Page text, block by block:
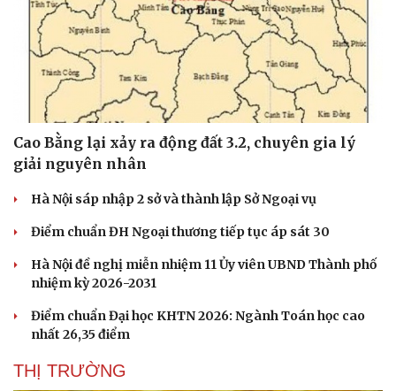
Thể thao
Bóng đá
Lịch thi đấu bóng đá
eSports
Hậu trường
Ô tô - Xe máy
Ô tô
Cao Bằng lại xảy ra động đất 3.2, chuyên gia lý
giải nguyên nhân
Hà Nội sáp nhập 2 sở và thành lập Sở Ngoại vụ
Điểm chuẩn ĐH Ngoại thương tiếp tục áp sát 30
Hà Nội đề nghị miễn nhiệm 11 Ủy viên UBND Thành phố
nhiệm kỳ 2026-2031
Điểm chuẩn Đại học KHTN 2026: Ngành Toán học cao
nhất 26,35 điểm
THỊ TRƯỜNG